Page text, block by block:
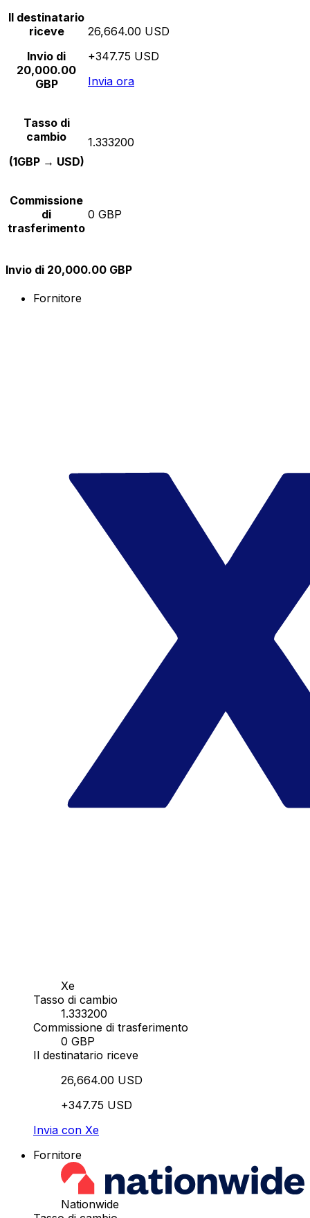
Il destinatario
riceve
Invio di
20,000.00
GBP
26,664.00 USD
+347.75 USD
Invia ora
Tasso di
cambio
(1GBP → USD)
1.333200
Commissione
di
trasferimento
0 GBP
Invio di 20,000.00 GBP
Fornitore
Xe
Tasso di cambio
1.333200
Commissione di trasferimento
0 GBP
Il destinatario riceve
26,664.00 USD
+347.75 USD
Invia con Xe
Fornitore
Nationwide